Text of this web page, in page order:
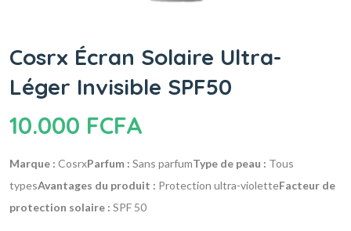
Cosrx Écran Solaire Ultra-
Léger Invisible SPF50
10.000 FCFA
Marque : CosrxParfum : Sans parfumType de peau : Tous
typesAvantages du produit : Protection ultra-violetteFacteur de
protection solaire : SPF 50